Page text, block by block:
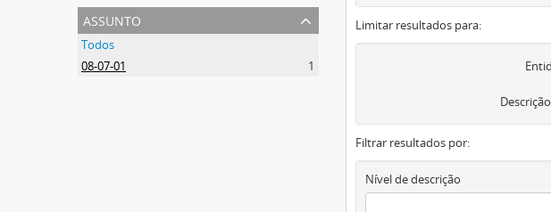
assunto
Todos
08-07-01
1
Limitar resultados para:
Filtrar resultados por:
Nível de descrição